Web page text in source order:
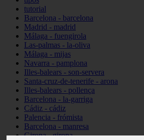
tutorial
Barcelona - barcelona
Madrid - madrid
Málaga - fuengirola
Las-palmas - la-oliva
Málaga - mijas
Navarra - pamplona
Illes-balears - son-servera
Santa-cruz-de-tenerife - arona
Illes-balears - pollença
Barcelona - la-garriga
Cádiz - cádiz
Palencia - frómista
Barcelona - manresa
Girona - girona